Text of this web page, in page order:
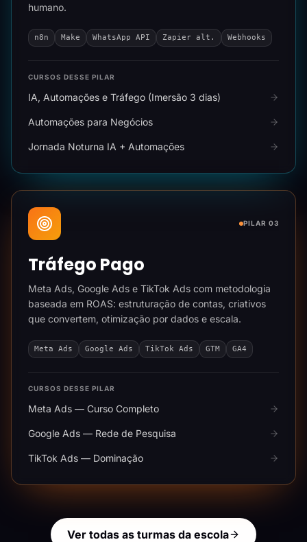
humano.
n8n Make WhatsApp API Zapier alt. Webhooks
CURSOS DESSE PILAR
IA, Automações e Tráfego (Imersão 3 dias)
Automações para Negócios
Jornada Noturna IA + Automações
PILAR 03
Tráfego Pago
Meta Ads, Google Ads e TikTok Ads com metodologia
baseada em ROAS: estruturação de contas, criativos
que convertem, otimização por dados e escala.
Meta Ads Google Ads TikTok Ads GTM GA4
CURSOS DESSE PILAR
Meta Ads — Curso Completo
Google Ads — Rede de Pesquisa
TikTok Ads — Dominação
Ver todas as turmas da escola